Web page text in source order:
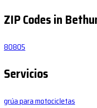
ZIP Codes in
80805
Servicios
grúa para motocicletas